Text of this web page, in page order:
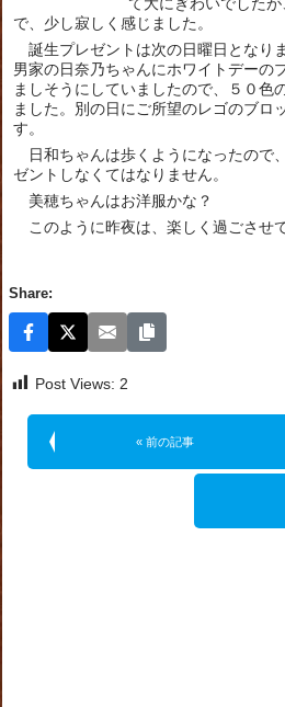
で、少し寂しく感じました。
誕生プレゼントは次の日曜日となり
男家の日奈乃ちゃんにホワイトデーの
ましそうにしていましたので、５０色
ました。別の日にご所望のレゴのブロ
す。
日和ちゃんは歩くようになったので
ゼントしなくてはなりません。
美穂ちゃんはお洋服かな？
このように昨夜は、楽しく過ごさせ
Share:
Post Views: 2
« 前の記事